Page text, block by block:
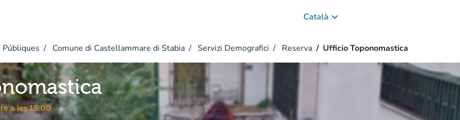
Català keyboard_arrow_down
Comune di Castellammare di Stabia Servizi Demografici Reserva Ufficio Toponomastica
a les 15:00